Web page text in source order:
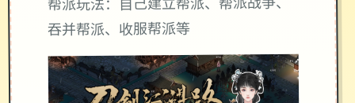
帮派玩法：自己建立帮派、帮派战争、
吞并帮派、收服帮派等